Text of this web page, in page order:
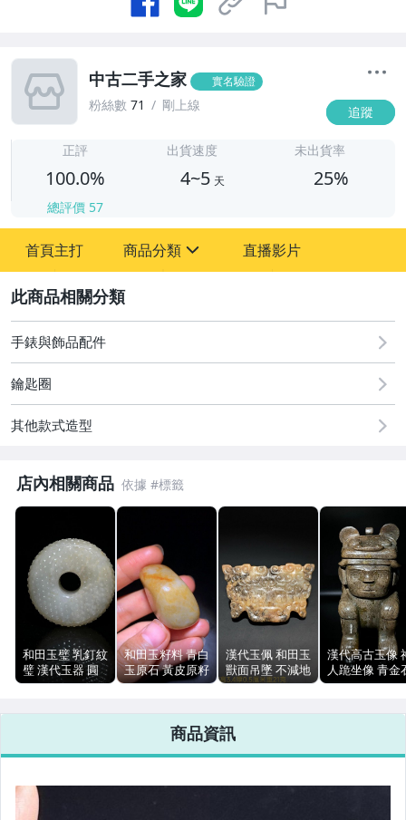
中古二手之家 實名驗證
粉絲數 71 剛上線 追蹤
正評
100.0%
總評價 57
出貨速度
4~5 天
未出貨率
25%
首頁主打 商品分類
古董、藝術與礦石
居家、家具與園藝
女裝與服飾配件
直播影片
手錶與飾品配件
鑰匙圈
其他款式造型
店內相關商品
和田玉璧 乳釘紋
璧 漢代玉器 圓
形璧 孔道規整
和田玉籽料 青白
玉原石 黃皮原籽
34.3g 國檢證書
漢代玉佩 和田玉
獸面吊墜 不減地
浮雕 沁色坨痕
漢代高古玉像
人跪坐像 青金
獸面冠 22cm
商品資訊